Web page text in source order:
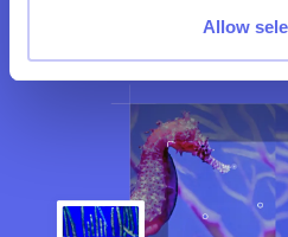
Allow